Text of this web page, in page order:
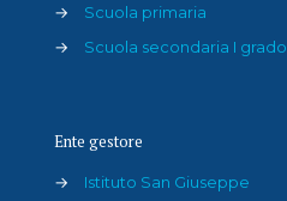
→
Scuola primaria
→
Scuola secondaria I grado
Ente gestore
→
Istituto San Giuseppe